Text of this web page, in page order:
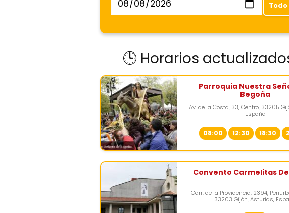
🕒 Horarios
Parroquia Nuestra
Begoña
Av. de la Costa, 33, Centro, 33205
España
08:00 12:30 18:30
Convento Carmelitas
Carr. de la Providencia, 2394,
33203 Gijón, Asturias,